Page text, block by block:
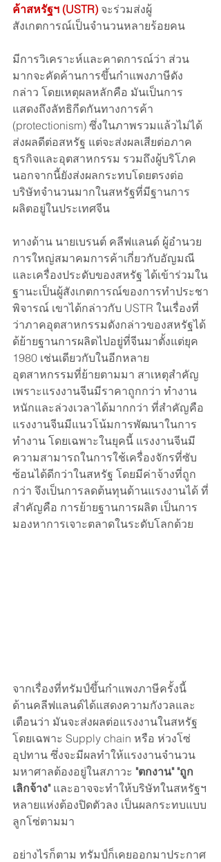
ค้าสหรัฐฯ (USTR) จะร่วมส่งผู้
สังเกตการณ์เป็นจำนวนหลายร้อยคน
มีการวิเคราะห์และคาดการณ์ว่า ส่วน
มากจะคัดค้านการขึ้นกำแพงภาษีดัง
กล่าว โดยเหตุผลหลักคือ มันเป็นการ
แสดงถึงลัทธิกีดกันทางการค้า
(protectionism) ซึ่งในภาพรวมแล้วไม่ได้
ส่งผลดีต่อสหรัฐ แต่จะส่งผลเสียต่อภาค
ธุรกิจและอุตสาหกรรม รวมถึงผู้บริโภค
นอกจากนี้ยังส่งผลกระทบโดยตรงต่อ
บริษัทจำนวนมากในสหรัฐที่มีฐานการ
ผลิตอยู่ในประเทศจีน
ทางด้าน นายเบรนต์ คลีฟแลนด์ ผู้อำนวย
การใหญ่สมาคมการค้าเกี่ยวกับอัญมณี
และเครื่องประดับของสหรัฐ ได้เข้าร่วมใน
ฐานะเป็นผู้สังเกตการณ์ของการทำประชา
พิจารณ์ เขาได้กล่าวกับ USTR ในเรื่องที่
ว่าภาคอุตสาหกรรมดังกล่าวของสหรัฐได้
ด้ย้ายฐานการผลิตไปอยู่ที่จีนมาตั้งแต่ยุค
1980 เช่นเดียวกับในอีกหลาย
อุตสาหกรรมที่ย้ายตามมา สาเหตุสำคัญ
เพราะแรงงานจีนมีราคาถูกกว่า ทำงาน
หนักและล่วงเวลาได้มากกว่า ที่สำคัญคือ
แรงงานจีนมีแนวโน้มการพัฒนาในการ
ทำงาน โดยเฉพาะในยุคนี้ แรงงานจีนมี
ความสามารถในการใช้เครื่องจักรที่ซับ
ซ้อนได้ดีกว่าในสหรัฐ โดยมีค่าจ้างที่ถูก
กว่า จึงเป็นการลดต้นทุนด้านแรงงานได้ ที่
สำคัญคือ การย้ายฐานการผลิต เป็นการ
มองหาการเจาะตลาดในระดับโลกด้วย
จากเรื่องที่ทรัมป์ขึ้นกำแพงภาษีครั้งนี้
ด้านคลีฟแลนด์ได้แสดงความกังวลและ
เตือนว่า มันจะส่งผลต่อแรงงานในสหรัฐ
โดยเฉพาะ Supply chain หรือ ห่วงโซ่
อุปทาน ซึ่งจะมีผลทำให้แรงงานจำนวน
มหาศาลต้องอยู่ในสภาวะ "ตกงาน" "ถูก
เลิกจ้าง" และอาจจะทำให้บริษัทในสหรัฐฯ
หลายแห่งต้องปิดตัวลง เป็นผลกระทบแบบ
ลูกโซ่ตามมา
อย่างไรก็ตาม ทรัมป์ก็เคยออกมาประกาศ